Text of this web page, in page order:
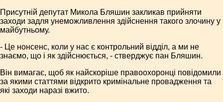
Присутній депутат Микола Бляшин закликав прийняти
заходи задля унеможливлення здійснення такого злочину у
майбутньому.
- Це нонсенс, коли у нас є контрольний відділ, а ми не
знаємо, що і як здійснюється, - стверджує пан Бляшин.
Він вимагає, щоб як найскоріше правоохоронці повідомили
за якими статтями відкрито кримінальне провадження та
які заходи наразі вжито.